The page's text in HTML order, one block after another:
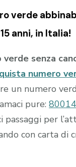
verde
anni, in Italia!
senza
numero
un numero
pure:
passaggi per
con carta di